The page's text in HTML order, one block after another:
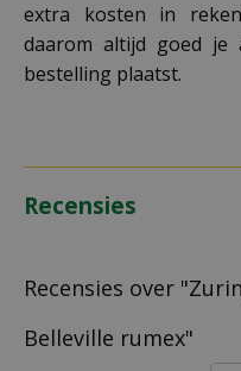
extra kosten in
daarom altijd goed je
bestelling plaatst.
Recensies
Recensies over
Belleville rumex"